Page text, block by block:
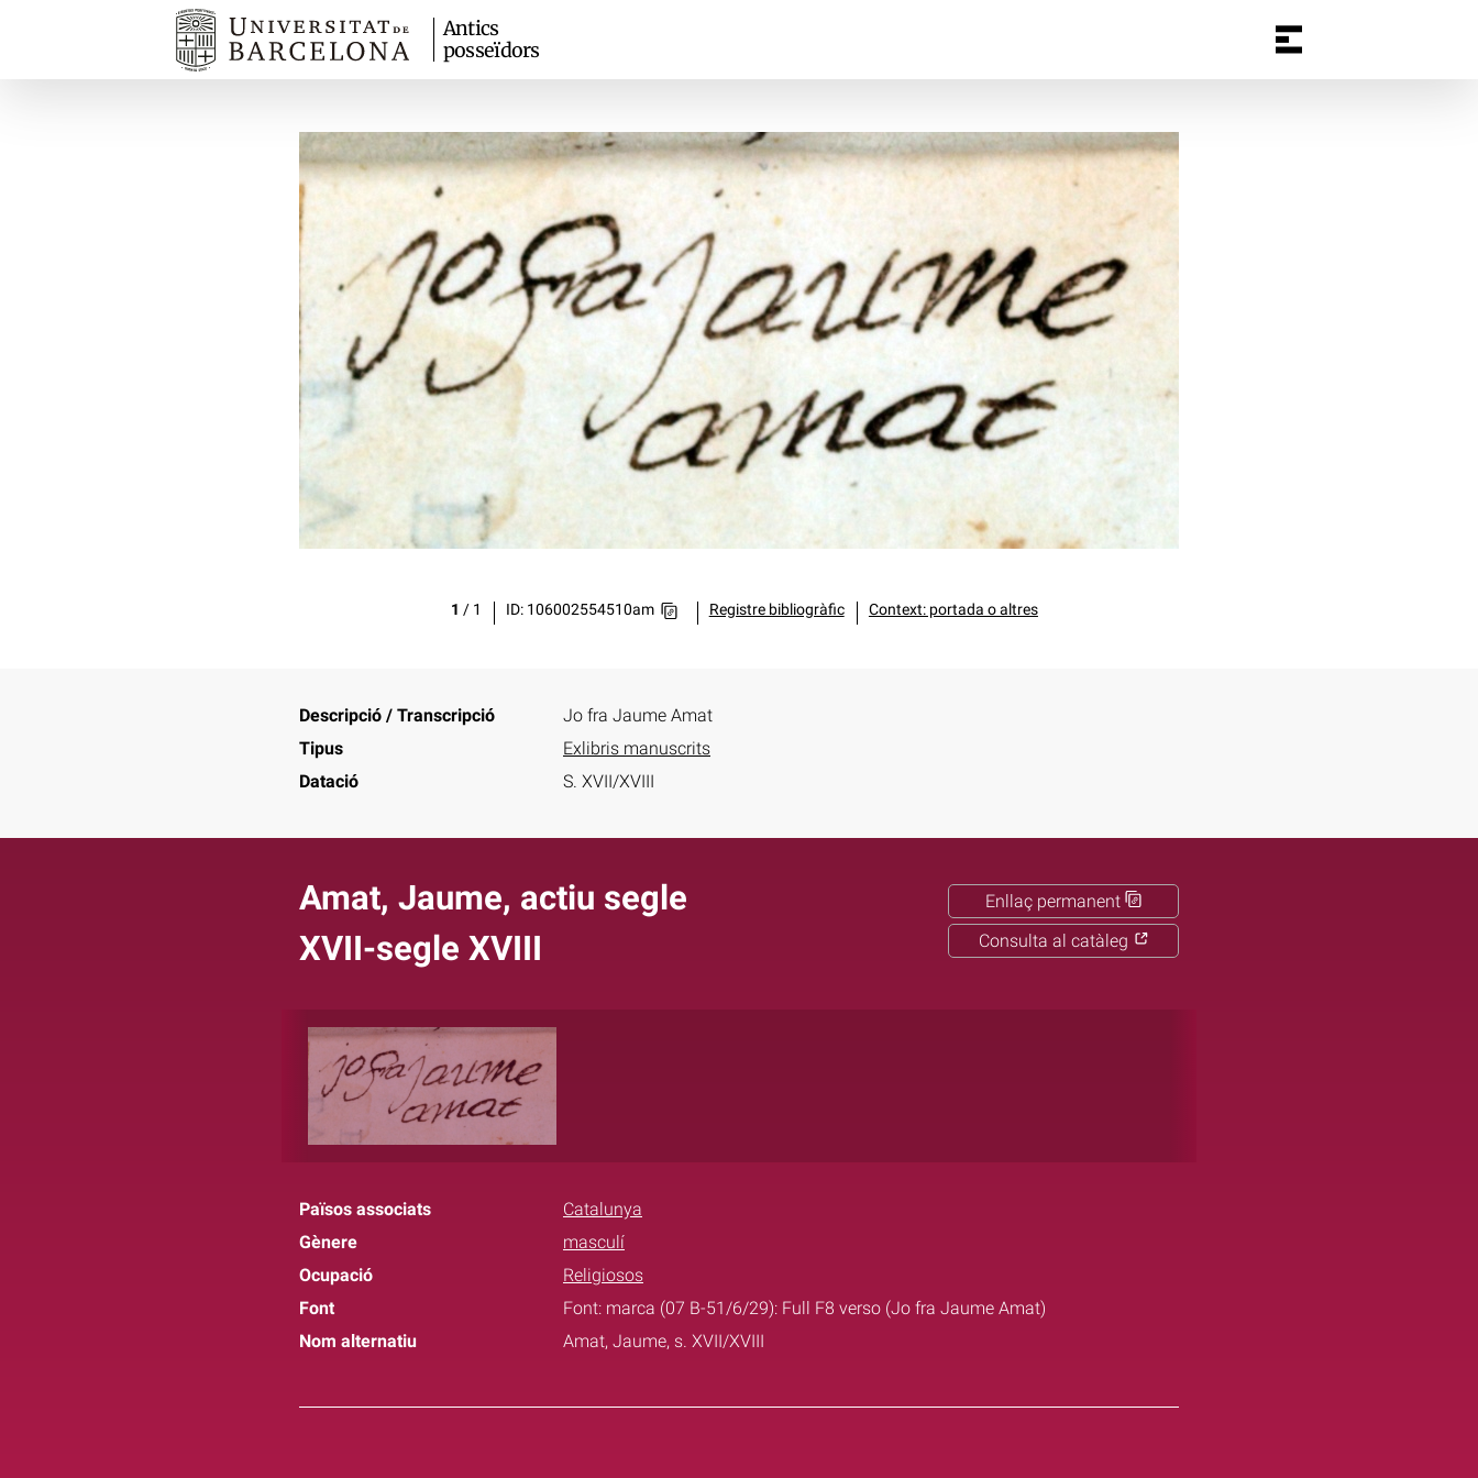
Antics
posseïdors
1 / 1 ID: 106002554510am Registre bibliogràfic Context: portada o altres
Descripció / Transcripció
Jo fra Jaume Amat
Tipus
Exlibris manuscrits
Datació
S. XVII/XVIII
Amat, Jaume, actiu segle
XVII-segle XVIII
Enllaç permanent
Consulta al catàleg
Països associats
Catalunya
Gènere
masculí
Ocupació
Religiosos
Font
Font: marca (07 B-51/6/29): Full F8 verso (Jo fra Jaume Amat)
Nom alternatiu
Amat, Jaume, s. XVII/XVIII